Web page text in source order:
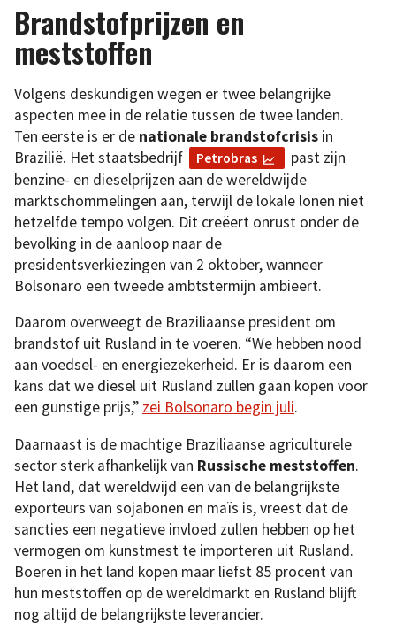
Brandstofprijzen en
meststoffen
Volgens deskundigen wegen er twee belangrijke
aspecten mee in de relatie tussen de twee landen.
Ten eerste is er de nationale brandstofcrisis in
Brazilië. Het staatsbedrijf
Petrobras
past zijn
benzine- en dieselprijzen aan de wereldwijde
marktschommelingen aan, terwijl de lokale lonen niet
hetzelfde tempo volgen. Dit creëert onrust onder de
bevolking in de aanloop naar de
presidentsverkiezingen van 2 oktober, wanneer
Bolsonaro een tweede ambtstermijn ambieert.
Daarom overweegt de Braziliaanse president om
brandstof uit Rusland in te voeren. “We hebben nood
aan voedsel- en energiezekerheid. Er is daarom een
kans dat we diesel uit Rusland zullen gaan kopen voor
een gunstige prijs,” zei Bolsonaro begin juli.
Daarnaast is de machtige Braziliaanse agriculturele
sector sterk afhankelijk van Russische meststoffen.
Het land, dat wereldwijd een van de belangrijkste
exporteurs van sojabonen en maïs is, vreest dat de
sancties een negatieve invloed zullen hebben op het
vermogen om kunstmest te importeren uit Rusland.
Boeren in het land kopen maar liefst 85 procent van
hun meststoffen op de wereldmarkt en Rusland blijft
nog altijd de belangrijkste leverancier.